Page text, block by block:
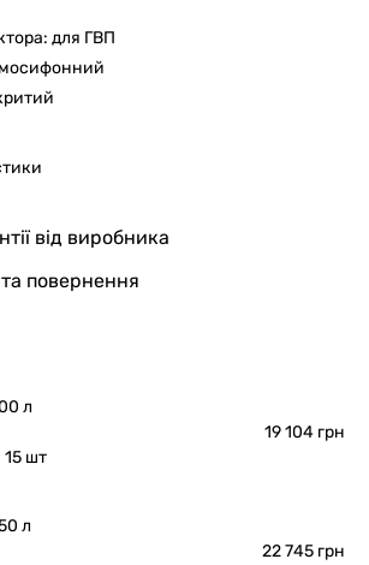
для ГВП
від виробника
повернення
л
15 шт
19 104 грн
л
22 745 грн